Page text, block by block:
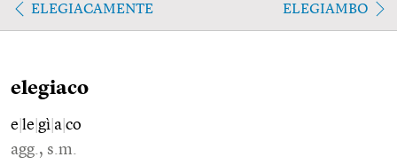
ELEGIACAMENTE ELEGIAMBO
elegiaco
e le gì a co
agg., s.m.